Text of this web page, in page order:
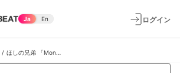
Ja En ログイン
/